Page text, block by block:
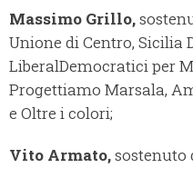
Massimo Grillo,
Unione di Centro, Sicilia
LiberalDemocratici per
Progettiamo Marsala,
e Oltre i colori;
Vito Armato,sostenuto